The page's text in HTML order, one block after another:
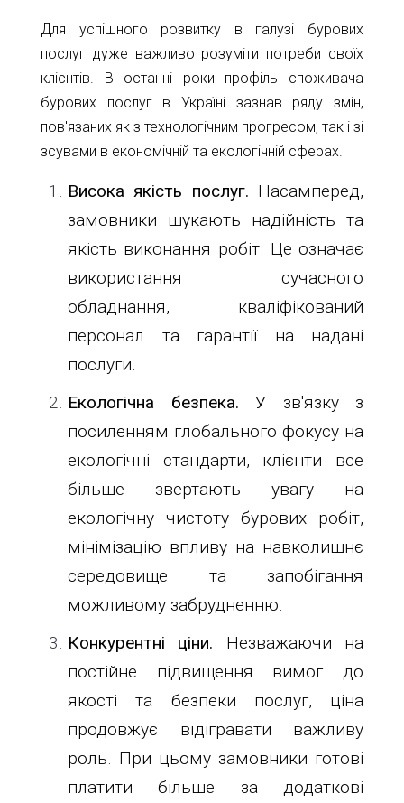
Для успішного розвитку в галузі бурових
послуг дуже важливо розуміти потреби своїх
клієнтів. В останні роки профіль споживача
бурових послуг в Україні зазнав ряду змін,
пов'язаних як з технологічним прогресом, так і зі
зсувами в економічній та екологічній сферах.
Висока якість послуг. Насамперед,
замовники шукають надійність та
якість виконання робіт. Це означає
використання сучасного
обладнання, кваліфікований
персонал та гарантії на надані
послуги.
Екологічна безпека. У зв'язку з
посиленням глобального фокусу на
екологічні стандарти, клієнти все
більше звертають увагу на
екологічну чистоту бурових робіт,
мінімізацію впливу на навколишнє
середовище та запобігання
можливому забрудненню.
Конкурентні ціни. Незважаючи на
постійне підвищення вимог до
якості та безпеки послуг, ціна
продовжує відігравати важливу
роль. При цьому замовники готові
платити більше за додаткові